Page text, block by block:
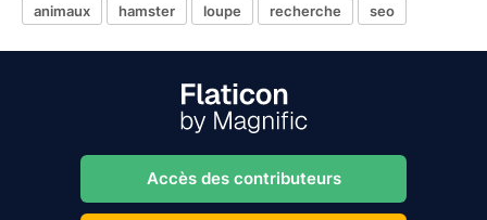
animaux hamster loupe recherche seo
Accès des contributeurs